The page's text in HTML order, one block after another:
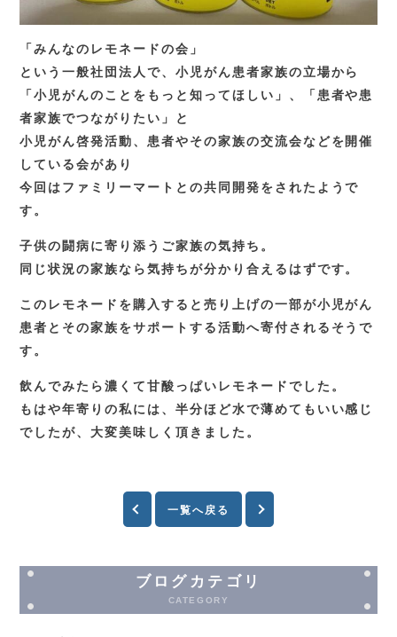
「みんなのレモネードの会」
という一般社団法人で、小児がん患者家族の立場から
「小児がんのことをもっと知ってほしい」、「患者や患
者家族でつながりたい」と
小児がん啓発活動、患者やその家族の交流会などを開催
している会があり
今回はファミリーマートとの共同開発をされたようで
す。
子供の闘病に寄り添うご家族の気持ち。
同じ状況の家族なら気持ちが分かり合えるはずです。
このレモネードを購入すると売り上げの一部が小児がん
患者とその家族をサポートする活動へ寄付されるそうで
す。
飲んでみたら濃くて甘酸っぱいレモネードでした。
もはや年寄りの私には、半分ほど水で薄めてもいい感じ
でしたが、大変美味しく頂きました。
一覧へ戻る
ブログカテゴリ
CATEGORY